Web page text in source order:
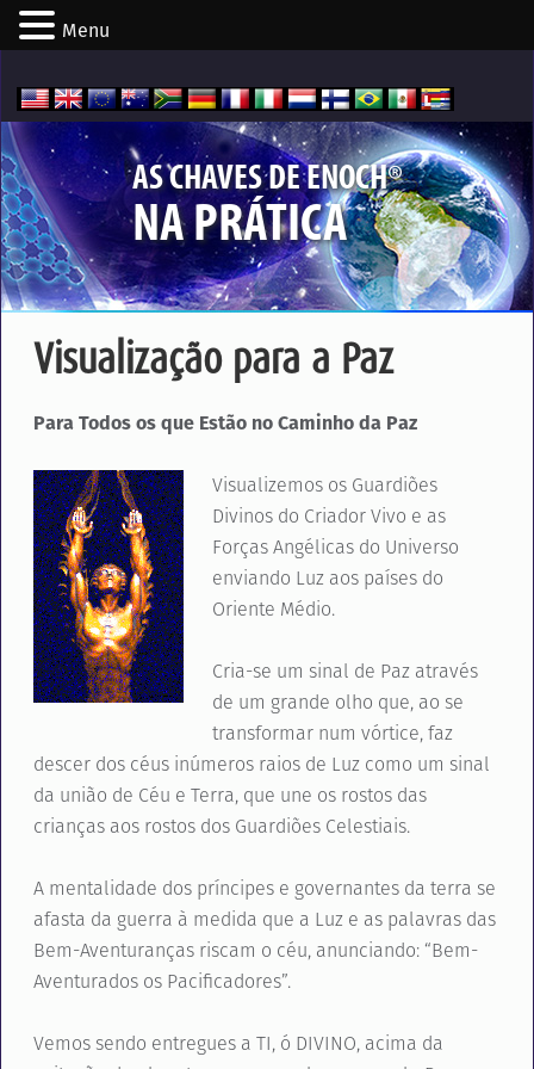
AS CHAVES DE ENOCH®
NA PRÁTICA
Visualização para a Paz
Para Todos os que Estão no Caminho da Paz
Visualizemos os Guardiões
Divinos do Criador Vivo e as
Forças Angélicas do Universo
enviando Luz aos países do
Oriente Médio.
Cria-se um sinal de Paz através
de um grande olho que, ao se
transformar num vórtice, faz
descer dos céus inúmeros raios de Luz como um sinal
da união de Céu e Terra, que une os rostos das
crianças aos rostos dos Guardiões Celestiais.
A mentalidade dos príncipes e governantes da terra se
afasta da guerra à medida que a Luz e as palavras das
Bem-Aventuranças riscam o céu, anunciando: “Bem-
Aventurados os Pacificadores”.
Vemos sendo entregues a TI, ó DIVINO, acima da
Menu